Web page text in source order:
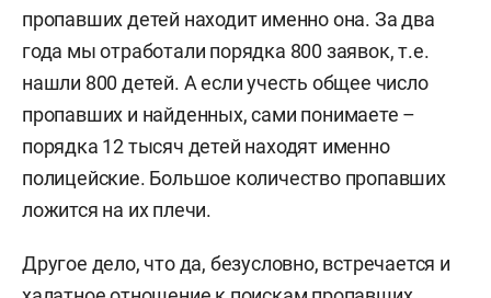
пропавших детей находит именно она. За два
года мы отработали порядка 800 заявок, т.е.
нашли 800 детей. А если учесть общее число
пропавших и найденных, сами понимаете –
порядка 12 тысяч детей находят именно
полицейские. Большое количество пропавших
ложится на их плечи.
Другое дело, что да, безусловно, встречается и